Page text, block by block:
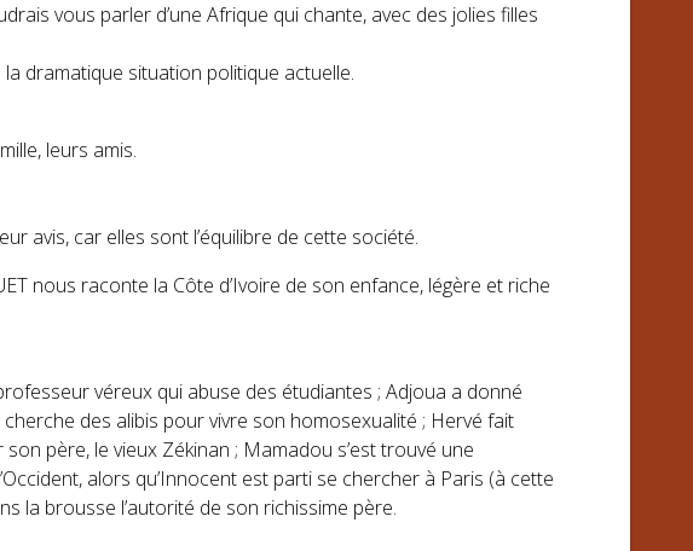
vous parler d’une Afrique qui chante, avec des jolies filles
la dramatique situation politique actuelle.
leurs amis.
avis, car elles sont l’équilibre de cette société.
nous raconte la Côte d’Ivoire de son enfance, légère et riche
véreux qui abuse des étudiantes ; Adjoua a donné
des alibis pour vivre son homosexualité ; Hervé fait
père, le vieux Zékinan ; Mamadou s’est trouvé une
alors qu’Innocent est parti se chercher à Paris (à cette
la brousse l’autorité de son richissime père.